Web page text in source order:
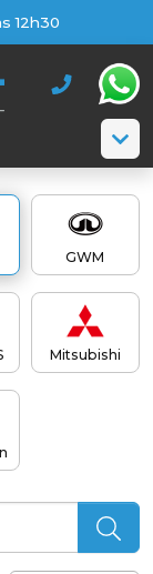
12h30
GWM
Mitsubishi